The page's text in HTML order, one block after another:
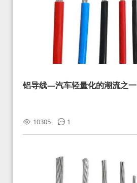
铝导线—汽车轻量化的潮流之一
10305 1